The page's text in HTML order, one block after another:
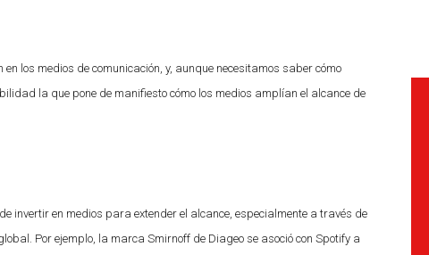
los medios de comunicación, y, aunque necesitamos saber cómo
la que pone de manifiesto cómo los medios amplían el alcance de
invertir en medios para extender el alcance, especialmente a través de
Por ejemplo, la marca Smirnoff de Diageo se asoció con Spotify a